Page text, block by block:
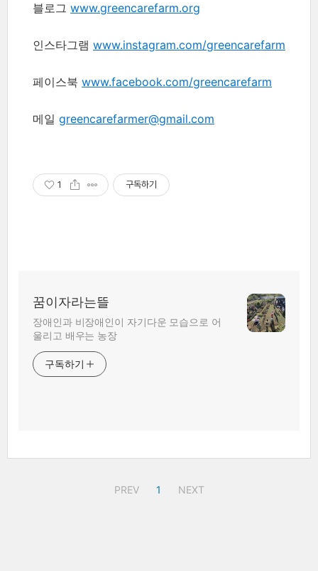
블로그 www.greencarefarm.org
인스타그램 www.instagram.com/greencarefarm
페이스북 www.facebook.com/greencarefarm
메일 greencarefarmer@gmail.com
1 구독하기
꿈이자라는뜰
장애인과 비장애인이 자기다운 모습으로 어
울리고 배우는 농장
구독하기
PREV 1 NEXT